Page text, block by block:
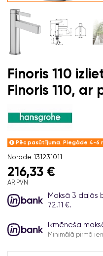
Finoris 110
Finoris 110,
Pēc pasūtījuma. Piegāde 4-6
Norāde 131231011
216,33 €
AR PVN
Maksā 3 daļās
72.11 €.
Ikmēneša
Minimālā pirmā